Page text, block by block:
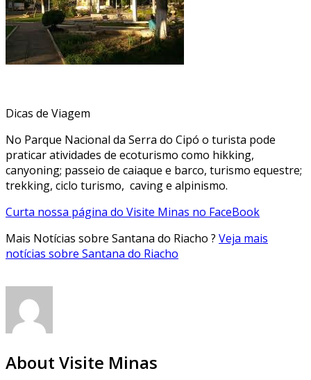
Dicas de Viagem
No Parque Nacional da Serra do Cipó o turista pode
praticar atividades de ecoturismo como hikking,
canyoning; passeio de caiaque e barco, turismo equestre;
trekking, ciclo turismo, caving e alpinismo.
Curta nossa página do Visite Minas no FaceBook
Mais Notícias sobre Santana do Riacho ? Veja mais
notícias sobre Santana do Riacho
About Visite Minas